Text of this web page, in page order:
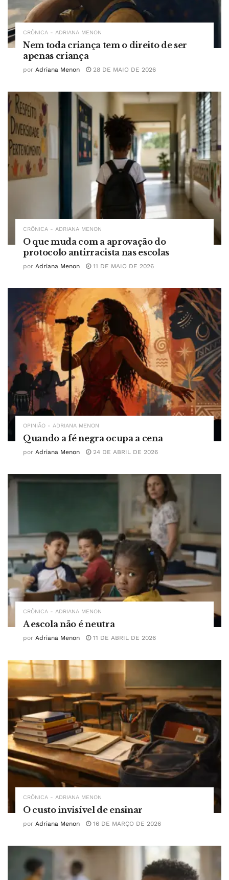
CRÔNICA - ADRIANA MENON
Nem toda criança tem o direito de ser
apenas criança
por Adriana Menon 28 DE MAIO DE 2026
CRÔNICA - ADRIANA MENON
O que muda com a aprovação do
protocolo antirracista nas escolas
por Adriana Menon 11 DE MAIO DE 2026
OPINIÃO - ADRIANA MENON
Quando a fé negra ocupa a cena
por Adriana Menon 24 DE ABRIL DE 2026
CRÔNICA - ADRIANA MENON
A escola não é neutra
por Adriana Menon 11 DE ABRIL DE 2026
CRÔNICA - ADRIANA MENON
O custo invisível de ensinar
por Adriana Menon 16 DE MARÇO DE 2026